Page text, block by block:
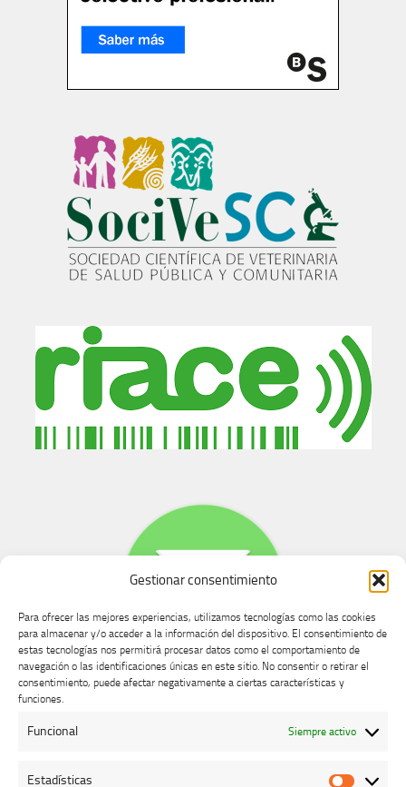
Gestionar consentimiento
Para ofrecer las mejores experiencias, utilizamos tecnologías como las cookies
para almacenar y/o acceder a la información del dispositivo. El consentimiento de
estas tecnologías nos permitirá procesar datos como el comportamiento de
navegación o las identificaciones únicas en este sitio. No consentir o retirar el
consentimiento, puede afectar negativamente a ciertas características y
funciones.
Funcional Siempre activo
Estadísticas
Buzón de dudas, quejas y sugerencias